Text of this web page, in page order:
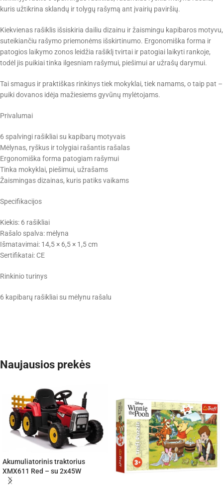
kuris užtikrina sklandų ir tolygų rašymą ant įvairių paviršių.
Kiekvienas rašiklis išsiskiria dailiu dizainu ir žaismingu kapibaros motyvu,
suteikiančiu rašymo priemonėms išskirtinumo. Ergonomiška forma ir
patogios laikymo zonos leidžia rašiklį tvirtai ir patogiai laikyti rankoje,
todėl jis puikiai tinka ilgesniam rašymui, piešimui ar užrašų darymui.
Tai smagus ir praktiškas rinkinys tiek mokyklai, tiek namams, o taip pat –
puiki dovanos idėja mažiesiems gyvūnų mylėtojams.
Privalumai
6 spalvingi rašikliai su kapibarų motyvais
Mėlynas, ryškus ir tolygiai rašantis rašalas
Ergonomiška forma patogiam rašymui
Tinka mokyklai, piešimui, užrašams
Žaismingas dizainas, kuris patiks vaikams
Specifikacijos
Kiekis: 6 rašikliai
Rašalo spalva: mėlyna
Išmatavimai: 14,5 × 6,5 × 1,5 cm
Sertifikatai: CE
Rinkinio turinys
6 kapibarų rašikliai su mėlynu rašalu
Naujausios prekės
Akumuliatorinis traktorius
XMX611 Red – su 2x45W
varikliais